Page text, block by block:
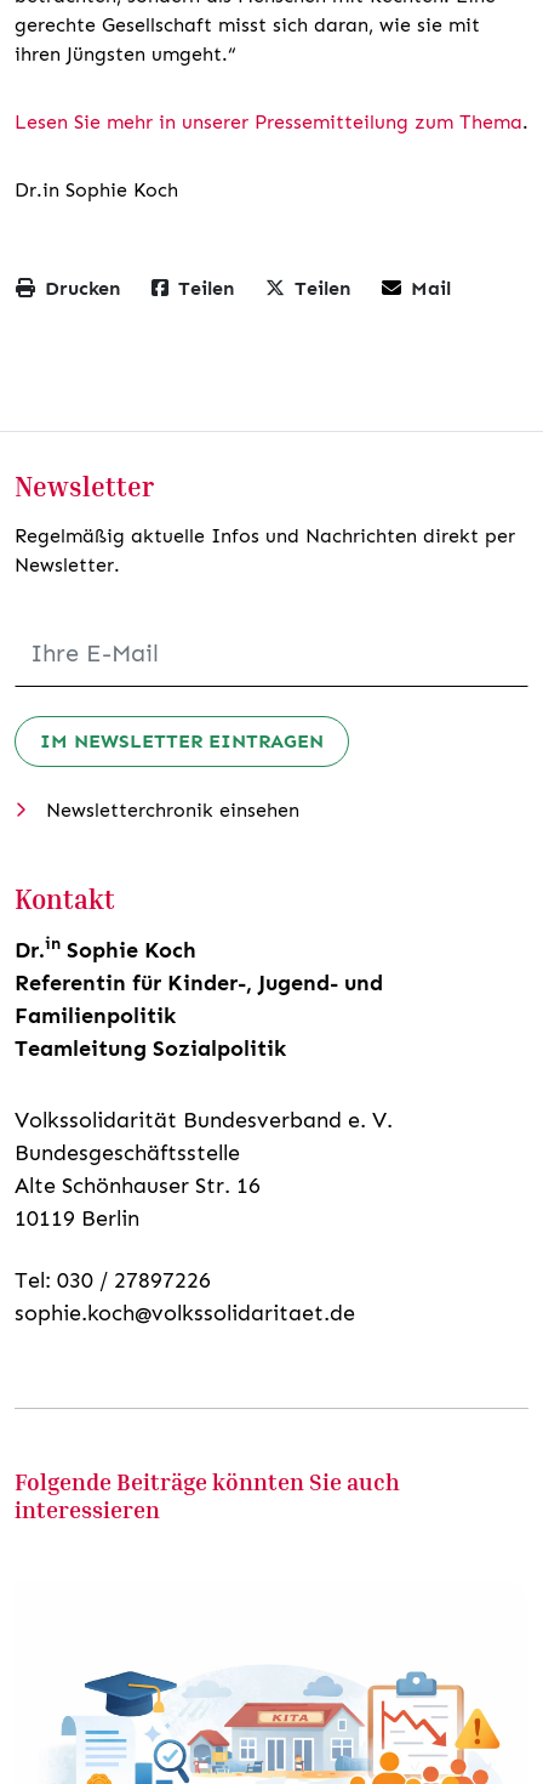
gerechte Gesellschaft misst sich daran, wie sie mit
ihren Jüngsten umgeht.“
Lesen Sie mehr in unserer Pressemitteilung zum Thema.
Dr.in Sophie Koch
Drucken Teilen Teilen Mail
Newsletter
Regelmäßig aktuelle Infos und Nachrichten direkt per
Newsletter.
IM NEWSLETTER EINTRAGEN
Newsletterchronik einsehen
Kontakt
Dr.in Sophie Koch
Referentin für Kinder-, Jugend- und
Familienpolitik
Teamleitung Sozialpolitik
Volkssolidarität Bundesverband e. V.
Bundesgeschäftsstelle
Alte Schönhauser Str. 16
10119 Berlin
Tel: 030 / 27897226
sophie.koch@volkssolidaritaet.de
Folgende Beiträge könnten Sie auch
interessieren